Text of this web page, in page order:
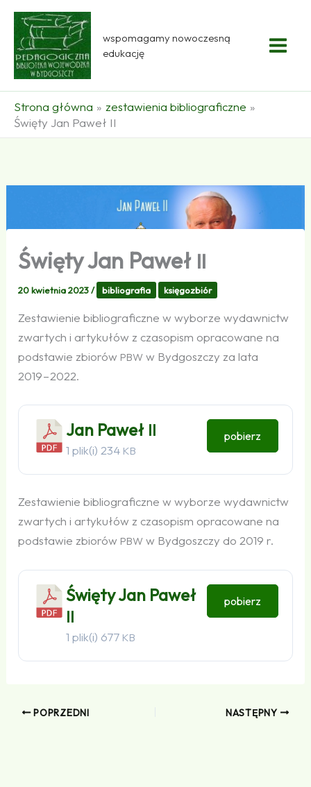
Przejdź
treści
wspomagamy nowoczesną
edukację
Strona główna
zestawienia bibliograficzne
Święty Jan Paweł II
Święty Jan Paweł II
20 kwietnia 2023/ bibliografia księgozbiór
Zestawienie bibliograficzne w wyborze wydawnictw
zwartych i artykułów z czasopism opracowane na
podstawie zbiorów PBW w Bydgoszczy za lata
2019 – 2022.
Jan Paweł II
1 plik(i) 234 KB
pobierz
Zestawienie bibliograficzne w wyborze wydawnictw
zwartych i artykułów z czasopism opracowane na
podstawie zbiorów PBW w Bydgoszczy do 2019 r.
Święty Jan Paweł
II
1 plik(i) 677 KB
pobierz
POPRZEDNI NASTĘPNY